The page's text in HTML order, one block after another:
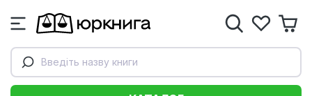
Введіть назву книги